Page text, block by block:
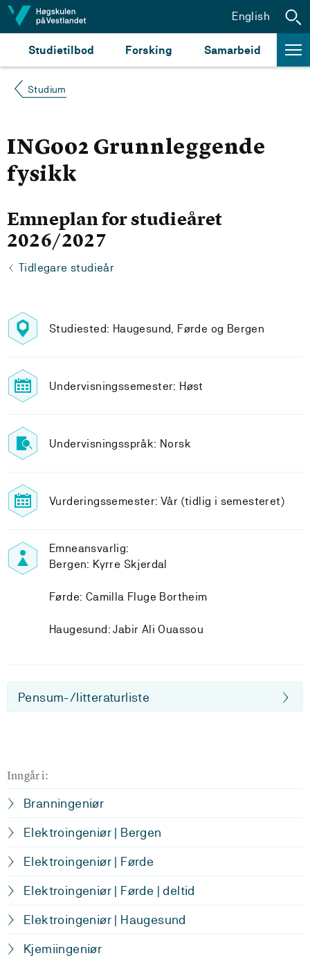
Hopp til innhald
Studietilbod Forsking Samarbeid
English
Studium
ING002 Grunnleggende
fysikk
Emneplan for studieåret
2026/2027
Tidlegare studieår
Studiested: Haugesund, Førde og Bergen
Undervisningssemester: Høst
Undervisningsspråk: Norsk
Vurderingssemester: Vår (tidlig i semesteret)
Emneansvarlig:
Bergen: Kyrre Skjerdal
Førde: Camilla Fluge Bortheim
Haugesund: Jabir Ali Ouassou
Pensum-/litteraturliste
Inngår i:
Branningeniør
Elektroingeniør | Bergen
Elektroingeniør | Førde
Elektroingeniør | Førde | deltid
Elektroingeniør | Haugesund
Kjemiingeniør